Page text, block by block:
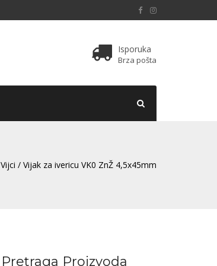
Isporuka
Brza pošta
Vijci / Vijak za ivericu VK0 ZnŽ 4,5x45mm
Pretraga Proizvoda